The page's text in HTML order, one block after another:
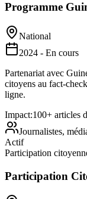
Programme
National
2024 - En cours
Partenariat avec
citoyens au fact-
ligne.
Impact:100+ articles
Journalistes,
Actif
Participation
Participation